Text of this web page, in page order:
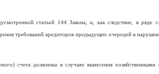
статьей 144 Закона, и, как следствие, в ряде
требований кредиторов предыдущих очередей в
счета должника в случаях вынесения хозяйственными